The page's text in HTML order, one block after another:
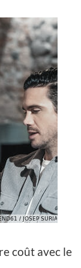
coût avec le